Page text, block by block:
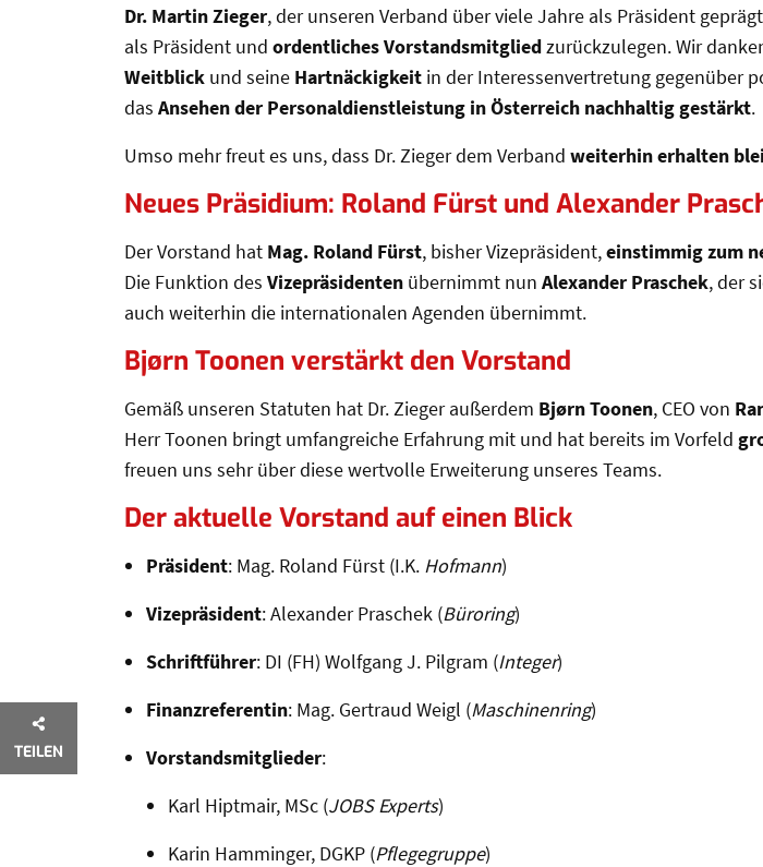
Dr. Martin Zieger, der unseren Verband über viele Jahre als Präsident
als Präsident und ordentliches Vorstandsmitgliedzurückzulegen. Wir
Weitblick und seine Hartnäckigkeit in der Interessenvertretung gegenüber
das Ansehen der Personaldienstleistung in Österreich nachhaltig gestärkt.
Umso mehr freut es uns, dass Dr. Zieger dem Verband weiterhin erhalten
Neues Präsidium: Roland Fürst und Alexander
Der Vorstand hat Mag. Roland Fürst, bisher Vizepräsident,einstimmig zum
Die Funktion des Vizepräsidenten übernimmt nun Alexander Praschek, der
auch weiterhin die internationalen Agenden übernimmt.
Bjørn Toonen verstärkt den Vorstand
Gemäß unseren Statuten hat Dr. Zieger außerdem Bjørn Toonen, CEO von
Herr Toonen bringt umfangreiche Erfahrung mit und hat bereits im Vorfeld
freuen uns sehr über diese wertvolle Erweiterung unseres Teams.
Der aktuelle Vorstand auf einen Blick
Präsident: Mag. Roland Fürst (I.K. Hofmann)
Vizepräsident: Alexander Praschek (Büroring)
Schriftführer: DI (FH) Wolfgang J. Pilgram (Integer)
Finanzreferentin: Mag. Gertraud Weigl (Maschinenring)
Vorstandsmitglieder:
Karl Hiptmair, MSc (JOBS Experts)
Karin Hamminger, DGKP (Pflegegruppe)
TEILEN